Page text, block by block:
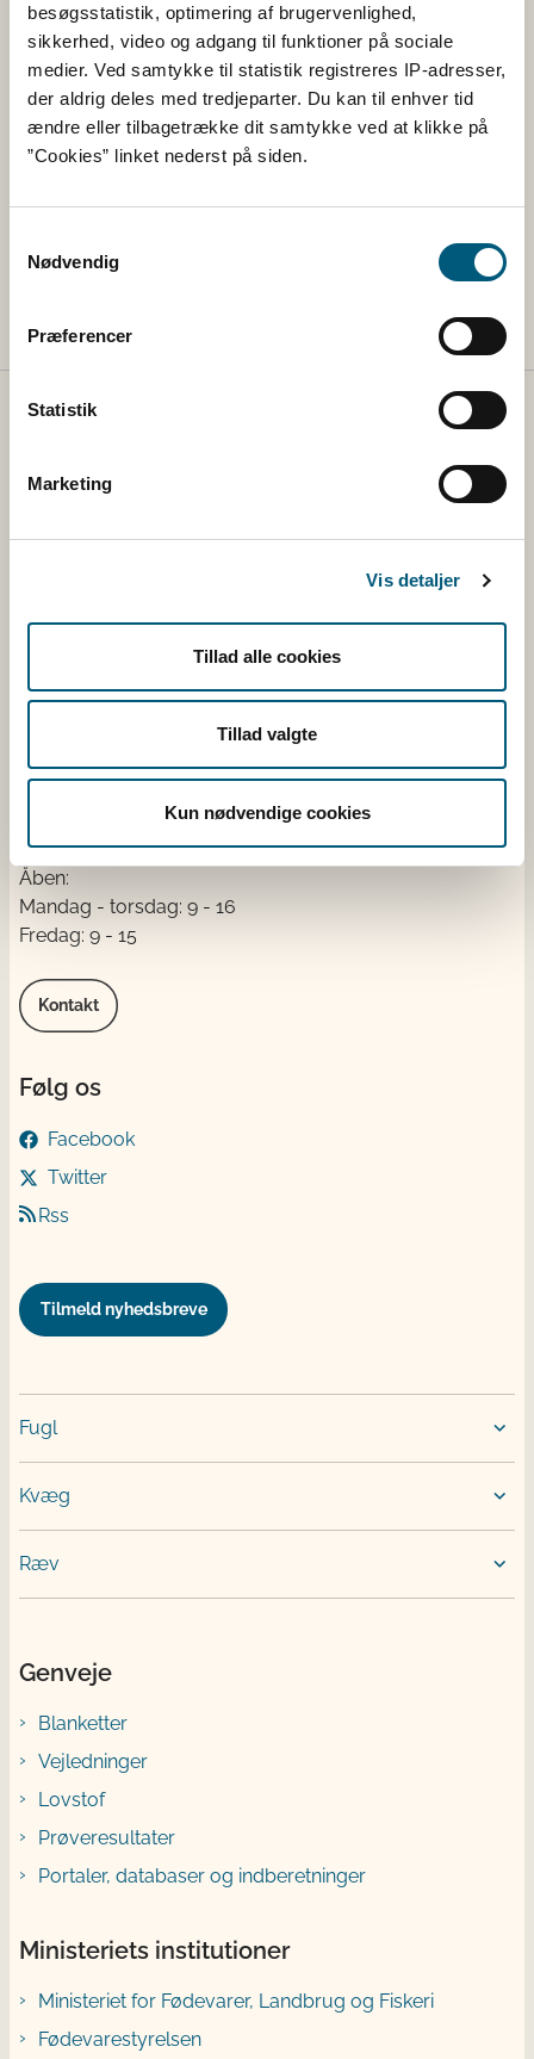
besøgsstatistik, optimering af brugervenlighed,
sikkerhed, video og adgang til funktioner på sociale
medier. Ved samtykke til statistik registreres IP-adresser,
der aldrig deles med tredjeparter. Du kan til enhver tid
ændre eller tilbagetrække dit samtykke ved at klikke på
”Cookies” linket nederst på siden.
Nødvendig
Præferencer
Statistik
Marketing
Vis detaljer
Tillad alle cookies
Tillad valgte
Kun nødvendige cookies
VHD kan også optræde uden symptomer og
vise sig som pludselige, uforklarlige dødsfald hos
kaninerne.
Fødevarestyrelsen
Fødevarestyrelsen tager sig af regler på veterinær- og
via vejledning og via kontrol med fødevarer, foder,
landets slagterier og veterinære forhold.
Fødevarestyrelsen
CVR: 62534516
Åben:
Mandag - torsdag: 9 - 16
Fredag: 9 - 15
Kontakt
Følg os
Facebook
Twitter
Rss
Tilmeld nyhedsbreve
Fugl
Kvæg
Ræv
Genveje
Blanketter
Vejledninger
Lovstof
Prøveresultater
Portaler, databaser og indberetninger
Ministeriets institutioner
Ministeriet for Fødevarer, Landbrug og Fiskeri
Fødevarestyrelsen